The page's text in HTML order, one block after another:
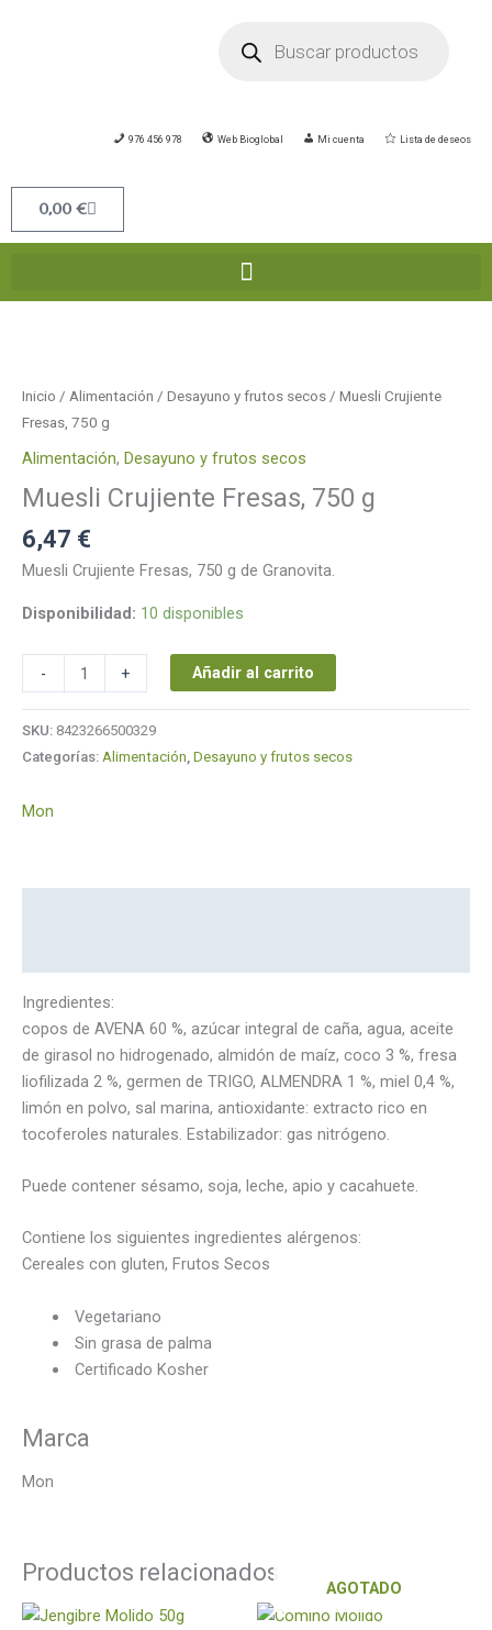
productos
976 456 978 Web Bioglobal Mi cuenta Lista de deseos
0,00 €Carrito
Inicio / Alimentación / Desayuno y frutos secos / Muesli Crujiente
Fresas, 750 g
Alimentación, Desayuno y frutos secos
Muesli Crujiente Fresas, 750 g
6,47 €
Muesli Crujiente Fresas, 750 g de Granovita.
Disponibilidad: 10 disponibles
-
Fresas,
750
cantidad
+ Añadir al carrito
SKU: 8423266500329
Categorías: Alimentación Desayuno y frutos secos
Mon
Ingredientes:
copos de AVENA 60 %, azúcar integral de caña, agua, aceite
de girasol no hidrogenado, almidón de maíz, coco 3 %, fresa
liofilizada 2 %, germen de TRIGO, ALMENDRA 1 %, miel 0,4 %,
limón en polvo, sal marina, antioxidante: extracto rico en
tocoferoles naturales. Estabilizador: gas nitrógeno.
Puede contener sésamo, soja, leche, apio y cacahuete.
Contiene los siguientes ingredientes alérgenos:
Cereales con gluten, Frutos Secos
Vegetariano
Sin grasa de palma
Certificado Kosher
Marca
Mon
Productos relacionados
AGOTADO